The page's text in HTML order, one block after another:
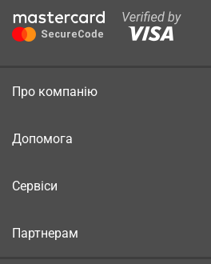
Про компанію
Допомога
Сервіси
Партнерам